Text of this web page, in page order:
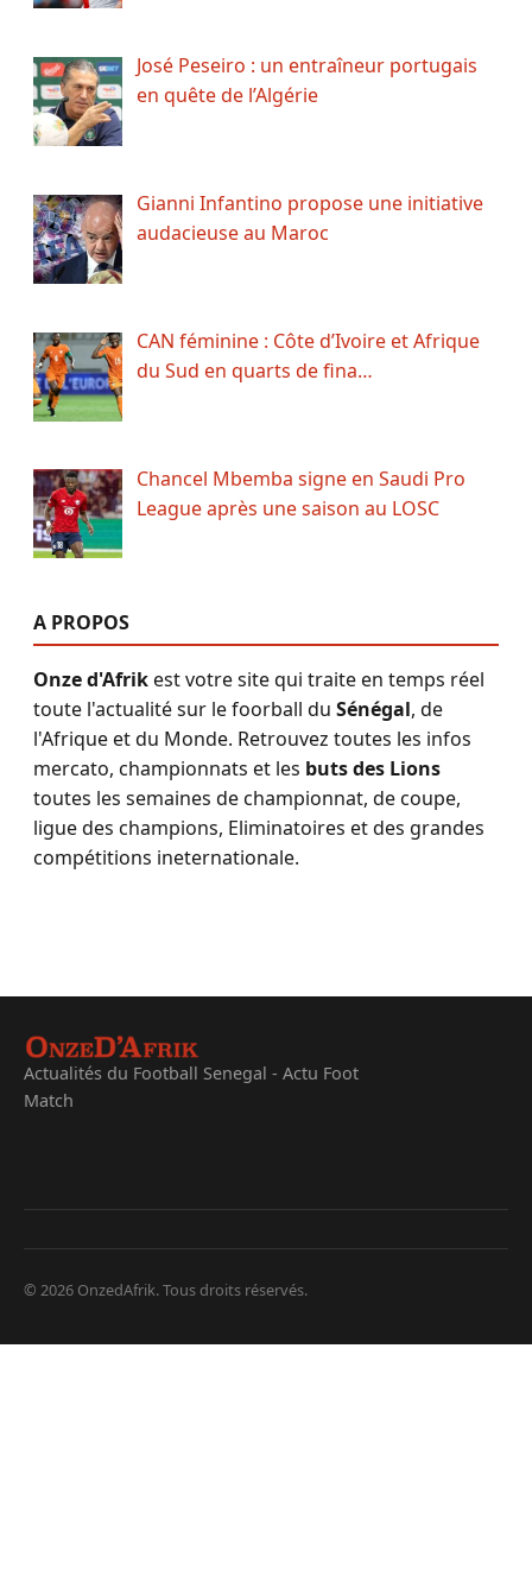
José Peseiro : un entraîneur portugais
en quête de l’Algérie
Gianni Infantino propose une initiative
audacieuse au Maroc
CAN féminine : Côte d’Ivoire et Afrique
du Sud en quarts de fina…
Chancel Mbemba signe en Saudi Pro
League après une saison au LOSC
A PROPOS
Onze d'Afrikest votre site qui traite en temps réel
toute l'actualité sur le foorball du Sénégal, de
l'Afrique et du Monde. Retrouvez toutes les infos
mercato, championnats et les buts des Lions
toutes les semaines de championnat, de coupe,
ligue des champions, Eliminatoires et des grandes
compétitions ineternationale.
Actualités du Football Senegal - Actu Foot
Match
© 2026 OnzedAfrik. Tous droits réservés.